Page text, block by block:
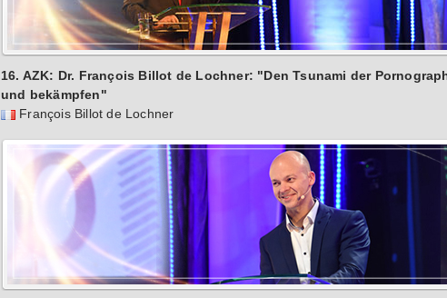
16. AZK: Dr. François Billot de Lochner: "Den Tsunami der
und bekämpfen"
François Billot de Lochner